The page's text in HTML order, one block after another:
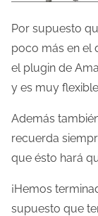
Por supuesto
poco más en el
el plugin de
y es muy
Además
recuerda
que ésto hará
¡Hemos
supuesto que